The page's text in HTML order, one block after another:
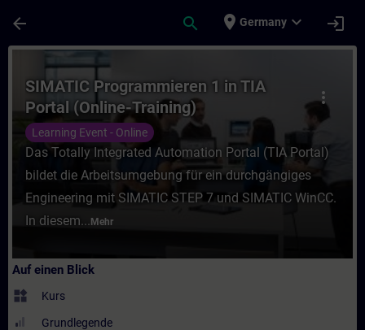
arrow_back search place Germany expand_more login
Kurs - SIMATIC Programmieren 1 in TIA
more_vert
SIMATIC Programmieren 1 in TIA
Portal (Online-Training)
Learning Event - Online
Das Totally Integrated Automation Portal (TIA Portal)
bildet die Arbeitsumgebung für ein durchgängiges
Engineering mit SIMATIC STEP 7 und SIMATIC WinCC.
In diesem... Mehr
Auf einen Blick
widgets Kurs
Grundlegende